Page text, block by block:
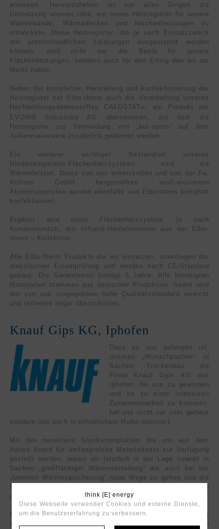
erwiesen. Hervorzuheben ist vor allen Dingen die
Umsetzung unserer Idee, ein neues Heizregister für unsere
Wärmewände, Wärmedecken und Nischenheizungen zu
entwickeln. Diese Heizregister, die je nach Einsatzzweck
mit unterschiedlichen Leistungen ausgestattet werden
können, sind nicht nur die Basis für unsere
Flächenheizungen, sondern auch für den Erfolg den wir am
Markt haben.
Neben der kompletten Herstellung und Konfektionierung der
Heizregister hat Elbo-therm auch die Verarbeitung unseres
Hochleistungsdämmstoffes CALOSTAT ®
, ein Produkt der
EVONIK Industries AG übernommen, mit dem die
Heizregister zur Vermeidung von „hot-spots“ auf dem
Außenmauerwerk zusätzlich gedämmt werden.
Ein weiterer wichtiger Bestandteil unseres
Niedertemperatur-Flächenheizsystems sind die
Wärmeleisten. Diese von uns entwickelten und von der Fa.
Küffner GmbH hergestellten weiß-eloxierten
Aluminiumleisten werden ebenfalls von Elbo-therm komplett
konfektioniert.
Ergänzt wird unser Flächenheizsystem, je nach
Kundenwunsch, mit Infrarot-Heizelementen aus der Elbo-
therm – Kollektion.
Alle Elbo-therm Produkte die wir einsetzen, unterliegen der
elektrischen Einzelprüfung und werden nach CE-Standard
gebaut. Die Garantiezeit beträgt 5 Jahre. Alle benötigten
Materialien stammen aus deutscher Produktion. Somit wird
der von uns vorgegebene hohe Qualitätsstandard erreicht
und teilweise sogar überschritten.
Knauf Gips KG, Iphofen
Dass es uns gelungen ist,
unseren „Wunschpartner“ in
Sachen Trockenbau, die
Firma Knauf Gips KG aus
Iphofen, für uns zu gewinnen
und so zu einer intensiven
Zusammenarbeit zu kommen,
hat uns nicht nur sehr gefreut
sondern uns auch in erheblichem Maße motiviert.
Mit den neuestens Gipskartonplatten, die uns aus dem
Hause Knauf für umfangreiche Materialtests zur Verfügung
gestellt wurden, waren wir letztlich in der Lage sowohl in
Sachen „großflächiger Wärmeverteilung“ als auch bei der
„latenten Wärmespeicherung“ neue Wege zu gehen und die
Maßstäbe für Niedertemperatur-Flächenheizungen neu zu
definieren.
Für eine optimale und schnelle Wärmeverteilung unserer
Wand- und Zimmerdecken-Heizungen setzen wir heute
think [E] energy
Diese Webseite verwendet Cookies und externe Dienste,
um die Benutzererfahrung zu verbessern.